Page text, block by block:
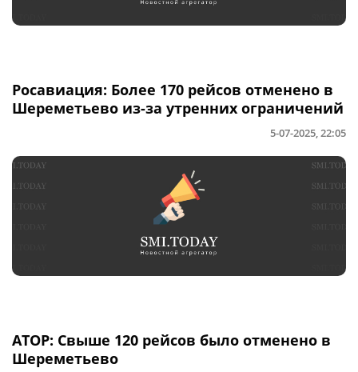
Росавиация: Более 170 рейсов отменено в
Шереметьево из-за утренних ограничений
5-07-2025, 22:05
АТОР: Свыше 120 рейсов было отменено в
Шереметьево